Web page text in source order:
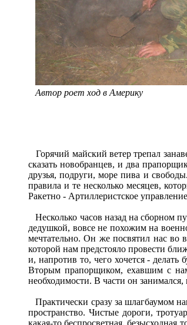
Автор роет ход в Америку
Горячий майский ветер трепал
сказать новобранцев, и два
друзья, подруги, море пива и
правила и те несколько месяцев,
Ракетно - Артиллеристское
Несколько часов назад на сборном
дедушкой, вовсе не похожим на
мечтательно. Он же посвятил нас во
которой нам предстояло провести
и, напротив то, чего хочется -
Вторым прапорщиком, ехавшим с
необходимости. В части он
Практически сразу за шлагбаумом
пространство. Чистые дороги,
какая-то беспросветная,